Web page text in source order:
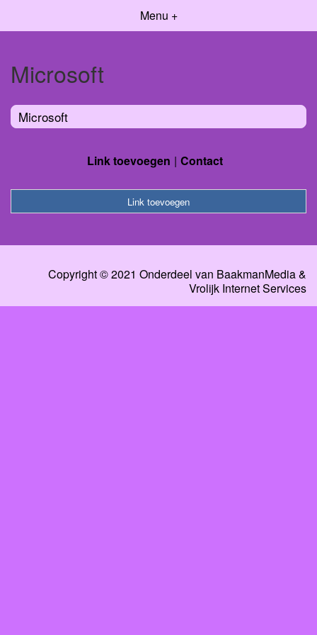
Menu +
Microsoft
Microsoft
Link toevoegen Contact
Link toevoegen
Copyright © 2021 Onderdeel van BaakmanMedia&
Vrolijk Internet Services